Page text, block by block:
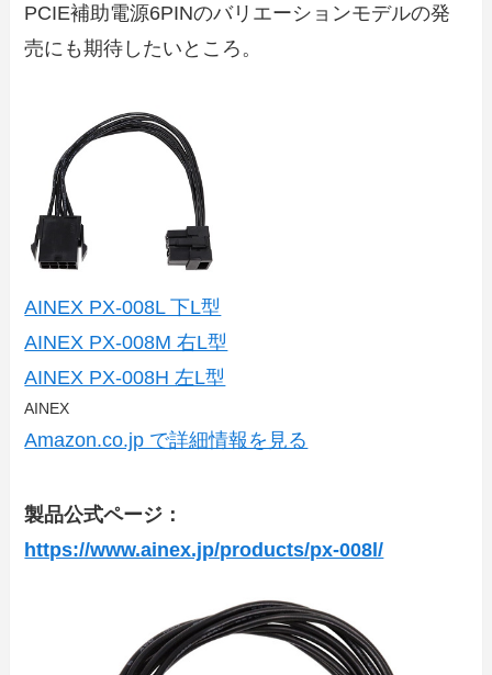
PCIE補助電源6PINのバリエーションモデルの発
売にも期待したいところ。
AINEX PX-008L 下L型
AINEX PX-008M 右L型
AINEX PX-008H 左L型
AINEX
Amazon.co.jp で詳細情報を見る
製品公式ページ：
https://www.ainex.jp/products/px-008l/